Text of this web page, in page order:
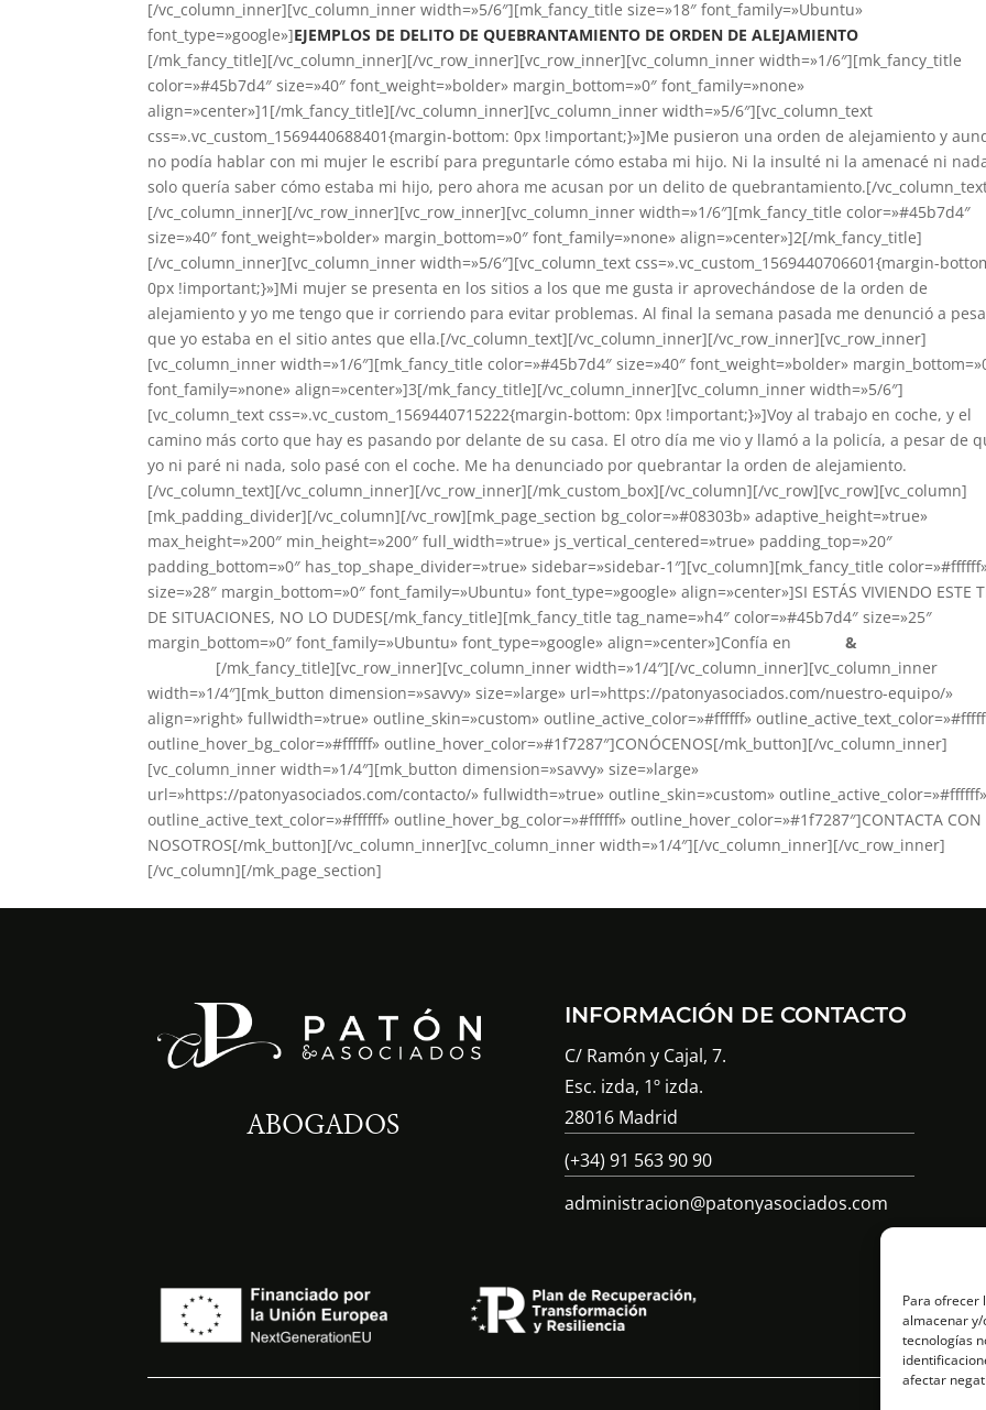
Para ofrecer
almacenar y/
tecnologías
afectar
[/vc_column_inner][vc_column_inner width=»5/6″][mk_fancy_title size=»18″ font_family=»Ubuntu»
font_type=»google»]EJEMPLOS DE DELITO DE QUEBRANTAMIENTO DE ORDEN DE ALEJAMIENTO
[/mk_fancy_title][/vc_column_inner][/vc_row_inner][vc_row_inner][vc_column_inner width=»1/6″][mk_fancy_title
color=»#45b7d4″ size=»40″ font_weight=»bolder» margin_bottom=»0″ font_family=»none»
align=»center»]1[/mk_fancy_title][/vc_column_inner][vc_column_inner width=»5/6″][vc_column_text
css=».vc_custom_1569440688401{margin-bottom: 0px !important;}»]Me pusieron una orden de alejamiento y
no podía hablar con mi mujer le escribí para preguntarle cómo estaba mi hijo. Ni la insulté ni la amenacé ni
solo quería saber cómo estaba mi hijo, pero ahora me acusan por un delito de quebrantamiento.[/
[/vc_column_inner][/vc_row_inner][vc_row_inner][vc_column_inner width=»1/6″][mk_fancy_title color=»#45b7d4″
size=»40″ font_weight=»bolder» margin_bottom=»0″ font_family=»none» align=»center»]2[/mk_fancy_title]
[/vc_column_inner][vc_column_inner width=»5/6″][vc_column_text css=».vc_custom_1569440706601{margin-
0px !important;}»]Mi mujer se presenta en los sitios a los que me gusta ir aprovechándose de la orden de
alejamiento y yo me tengo que ir corriendo para evitar problemas. Al final la semana pasada me denunció a
que yo estaba en el sitio antes que ella.[/vc_column_text][/vc_column_inner][/vc_row_inner][vc_row_inner]
[vc_column_inner width=»1/6″][mk_fancy_title color=»#45b7d4″ size=»40″ font_weight=»bolder»
font_family=»none» align=»center»]3[/mk_fancy_title][/vc_column_inner][vc_column_inner width=»5/6″]
[vc_column_text css=».vc_custom_1569440715222{margin-bottom: 0px !important;}»]Voy al trabajo en coche, y el
camino más corto que hay es pasando por delante de su casa. El otro día me vio y llamó a la policía, a pesar de
yo ni paré ni nada, solo pasé con el coche. Me ha denunciado por quebrantar la orden de alejamiento.
[/vc_column_text][/vc_column_inner][/vc_row_inner][/mk_custom_box][/vc_column][/vc_row][vc_row][vc_column]
[mk_padding_divider][/vc_column][/vc_row][mk_page_section bg_color=»#08303b» adaptive_height=»true»
max_height=»200″ min_height=»200″ full_width=»true» js_vertical_centered=»true» padding_top=»20″
padding_bottom=»0″ has_top_shape_divider=»true» sidebar=»sidebar-1″][vc_column][mk_fancy_title color=»#ffffff»
size=»28″ margin_bottom=»0″ font_family=»Ubuntu» font_type=»google» align=»center»]SI ESTÁS VIVIENDO ESTE
DE SITUACIONES, NO LO DUDES[/mk_fancy_title][mk_fancy_title tag_name=»h4″ color=»#45b7d4″ size=»25″
margin_bottom=»0″ font_family=»Ubuntu» font_type=»google» align=»center»]Confía en
&
[/mk_fancy_title][vc_row_inner][vc_column_inner width=»1/4″][/vc_column_inner][vc_column_inner
width=»1/4″][mk_button dimension=»savvy» size=»large» url=»https://patonyasociados.com/nuestro-equipo/»
align=»right» fullwidth=»true» outline_skin=»custom» outline_active_color=»#ffffff»
outline_hover_bg_color=»#ffffff» outline_hover_color=»#1f7287″]CONÓCENOS[/mk_button][/vc_column_inner]
[vc_column_inner width=»1/4″][mk_button dimension=»savvy» size=»large»
url=»https://patonyasociados.com/contacto/» fullwidth=»true» outline_skin=»custom» outline_active_color=»#ffffff»
outline_active_text_color=»#ffffff» outline_hover_bg_color=»#ffffff» outline_hover_color=»#1f7287″]CONTACTA CON
NOSOTROS[/mk_button][/vc_column_inner][vc_column_inner width=»1/4″][/vc_column_inner][/vc_row_inner]
[/vc_column][/mk_page_section]
ABOGADOS
INFORMACIÓN DE CONTACTO
C/ Ramón y Cajal, 7.
Esc. izda, 1º izda.
28016 Madrid
(+34) 91 563 90 90
administracion@patonyasociados.com